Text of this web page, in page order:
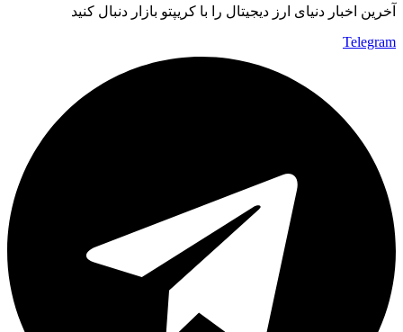
آخرین اخبار دنیای ارز دیجیتال را با کریپتو بازار دنبال کنید
Telegram